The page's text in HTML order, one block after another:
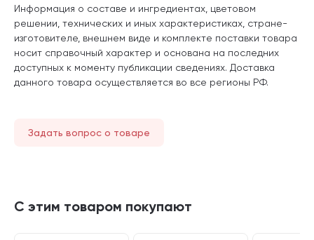
Информация о составе и ингредиентах, цветовом
решении, технических и иных характеристиках, стране-
изготовителе, внешнем виде и комплекте поставки товара
носит справочный характер и основана на последних
доступных к моменту публикации сведениях. Доставка
данного товара осуществляется во все регионы РФ.
Задать вопрос о товаре
С этим товаром покупают